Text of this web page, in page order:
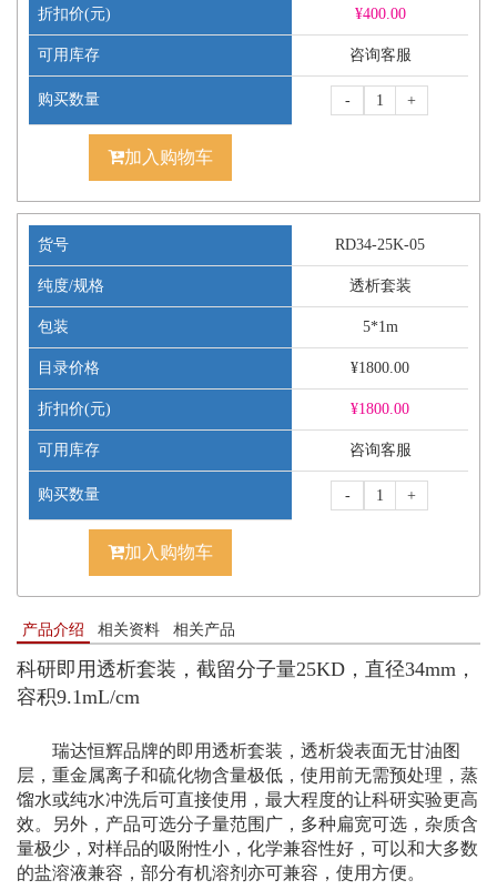
折扣价(元) ¥400.00
可用库存 咨询客服
购买数量 - +
加入购物车
货号 RD34-25K-05
纯度/规格 透析套装
包装 5*1m
目录价格 ¥1800.00
折扣价(元) ¥1800.00
可用库存 咨询客服
购买数量 - +
加入购物车
产品介绍 相关资料 相关产品
科研即用透析套装，截留分子量25KD，直径34mm，
容积9.1mL/cm
瑞达恒辉品牌的即用透析套装，透析袋表面无甘油图
层，重金属离子和硫化物含量极低，使用前无需预处理，蒸
馏水或纯水冲洗后可直接使用，最大程度的让科研实验更高
效。另外，产品可选分子量范围广，多种扁宽可选，杂质含
量极少，对样品的吸附性小，化学兼容性好，可以和大多数
的盐溶液兼容，部分有机溶剂亦可兼容，使用方便。